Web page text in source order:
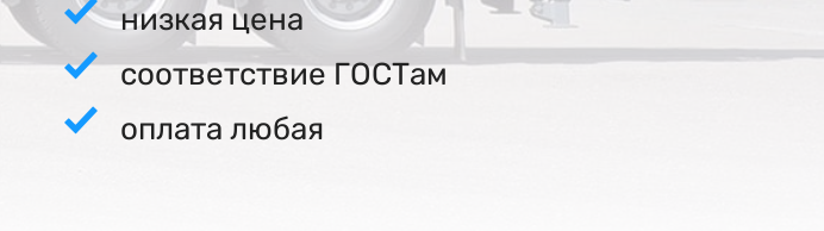
низкая цена
соответствие ГОСТам
оплата любая